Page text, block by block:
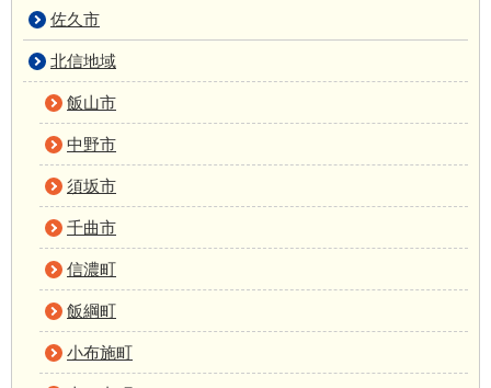
佐久市
北信地域
飯山市
中野市
須坂市
千曲市
信濃町
飯綱町
小布施町